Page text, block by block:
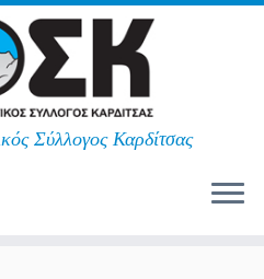
Σύλλογος Καρδίτσας